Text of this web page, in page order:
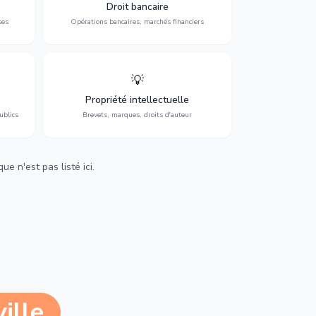
Droit bancaire
Opérations bancaires, marchés financiers
régulation.
💡
Propriété intellectuelle
Brevets, marques, droits d'auteur
Protection de vos créations : brevets,
marques, droits d'auteur et lutte contre la
contrefaçon.
n'est pas listé ici.